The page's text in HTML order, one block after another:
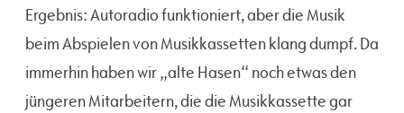
Ergebnis: Autoradio funktioniert, aber die Musik
beim Abspielen von Musikkassetten klang dumpf. Da
immerhin haben wir „alte Hasen“ noch etwas den
jüngeren Mitarbeitern, die die Musikkassette gar